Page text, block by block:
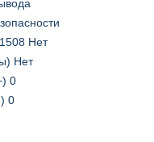
Нет
Нет
0
0